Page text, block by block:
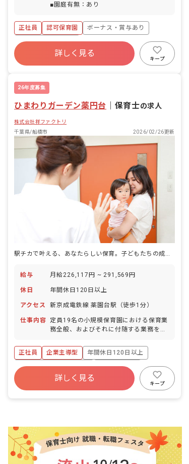
■園庭有無：あり
正社員 認可保育園
ボーナス・賞与あり
年間休日120日以上
寮・住宅・家賃補助あり
社会保険完備
新卒も歓迎
詳しく見る
キープ
26年度募集
ひまわりガーデン薬円台 保育士の求人
株式会社祥ファクトリ
千葉県/船橋市
2026/02/26更新
給与 月給226,117円 ~ 291,569円
休日 年間休日120日以上
アクセス 新京成電鉄線 薬園台駅（徒歩1分）
仕事内容
定員19名の小規模保育園における保育業
務全般、およびそれに付随する業務をご
育園「ひまわりガーデン薬円台」とし
て、自社従業員のお子様だけでなく、他
社にお勤めの方のお子様もお預かりして
います。 小規模ならではの特性を活か
し、お子様一人ひとりに寄り添ったきめ
細やかな保育を提供しています。 ■園児
正社員 企業主導型
年間休日120日以上
寮・住宅・家賃補助あり
社会保険完備
残業少なめ
詳しく見る
キープ